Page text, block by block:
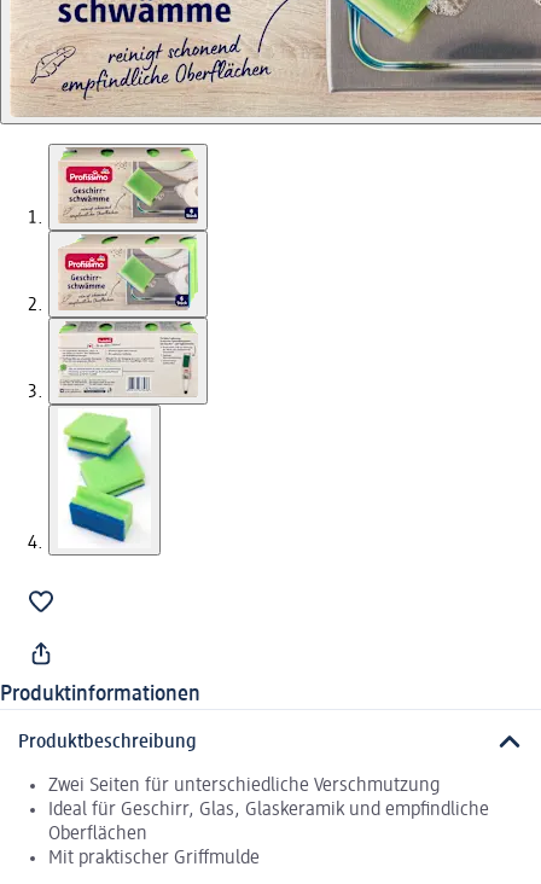
Produktinformationen
Produktbeschreibung
Zwei Seiten für unterschiedliche Verschmutzung
Ideal für Geschirr, Glas, Glaskeramik und empfindliche
Oberflächen
Mit praktischer Griffmulde